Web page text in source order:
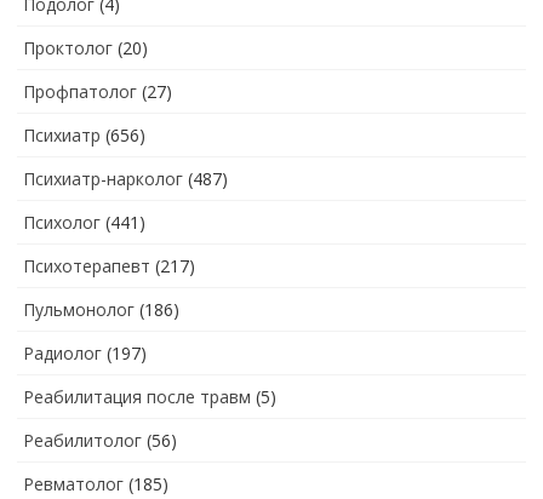
Проктолог (20)
Профпатолог (27)
Психиатр (656)
Психиатр-нарколог (487)
Психолог (441)
Психотерапевт (217)
Пульмонолог (186)
Радиолог (197)
Реабилитация после травм (5)
Реабилитолог (56)
Ревматолог (185)